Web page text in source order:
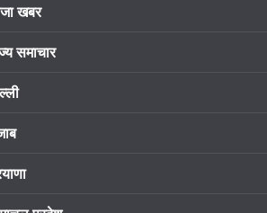
खबर
समाचार